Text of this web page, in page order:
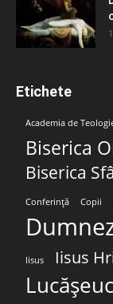
Etichete
Academia de
Biserica
Biserica
Conferință Copii
Iisus Iisus